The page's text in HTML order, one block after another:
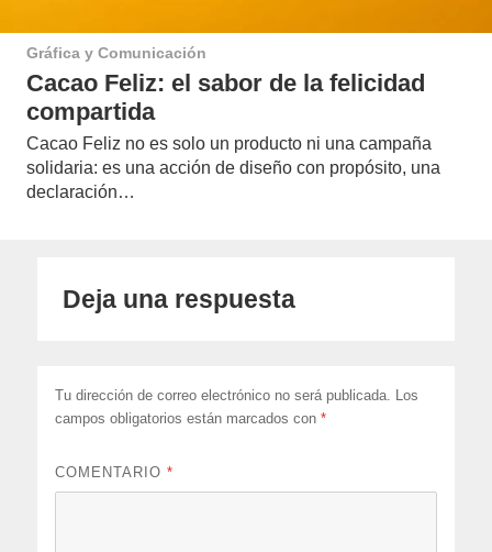
Gráfica y Comunicación
Cacao Feliz: el sabor de la felicidad
compartida
Cacao Feliz no es solo un producto ni una campaña
solidaria: es una acción de diseño con propósito, una
declaración…
Deja una respuesta
Tu dirección de correo electrónico no será publicada. Los
campos obligatorios están marcados con*
COMENTARIO*